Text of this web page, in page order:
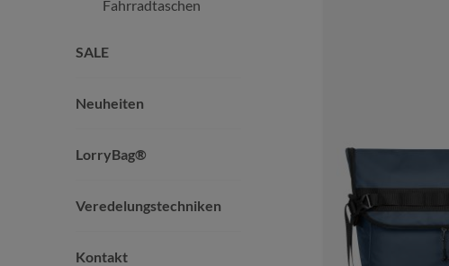
Fahrradtaschen
SALE
Neuheiten
LorryBag®
Veredelungstechniken
Kontakt